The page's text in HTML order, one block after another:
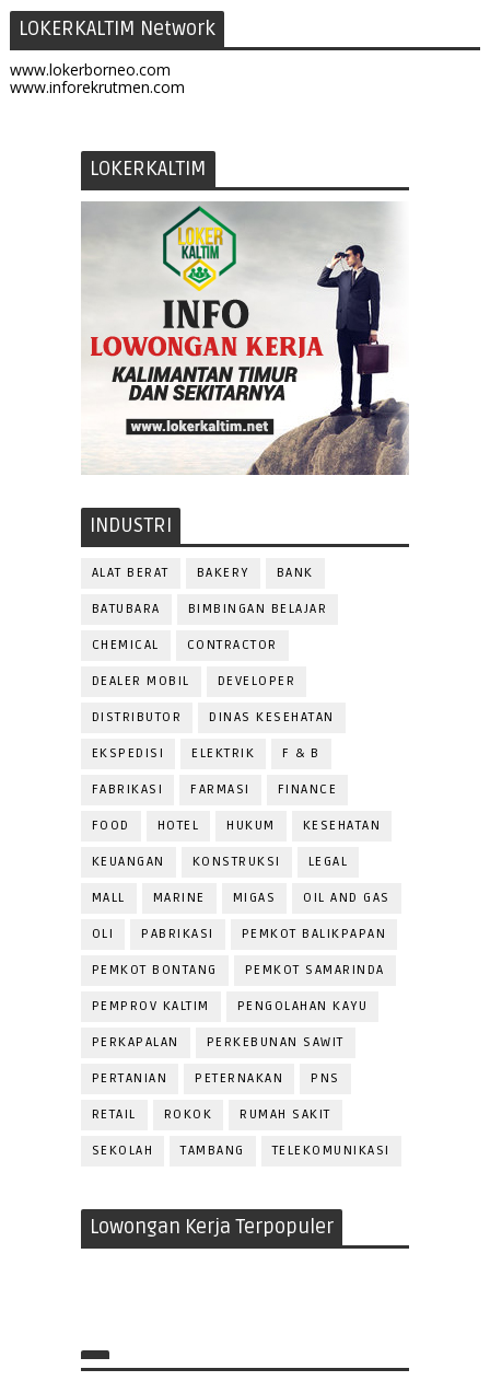
LOKERKALTIM Network
www.lokerborneo.com
www.inforekrutmen.com
LOKERKALTIM
INDUSTRI
ALAT BERAT BAKERY BANK
BATUBARA BIMBINGAN BELAJAR
CHEMICAL CONTRACTOR
DEALER MOBIL DEVELOPER
DISTRIBUTOR DINAS KESEHATAN
EKSPEDISI ELEKTRIK F & B
FABRIKASI FARMASI FINANCE
FOOD HOTEL HUKUM KESEHATAN
KEUANGAN KONSTRUKSI LEGAL
MALL MARINE MIGAS OIL AND GAS
OLI PABRIKASI PEMKOT BALIKPAPAN
PEMKOT BONTANG PEMKOT SAMARINDA
PEMPROV KALTIM PENGOLAHAN KAYU
PERKAPALAN PERKEBUNAN SAWIT
PERTANIAN PETERNAKAN PNS
RETAIL ROKOK RUMAH SAKIT
SEKOLAH TAMBANG TELEKOMUNIKASI
Lowongan Kerja Terpopuler